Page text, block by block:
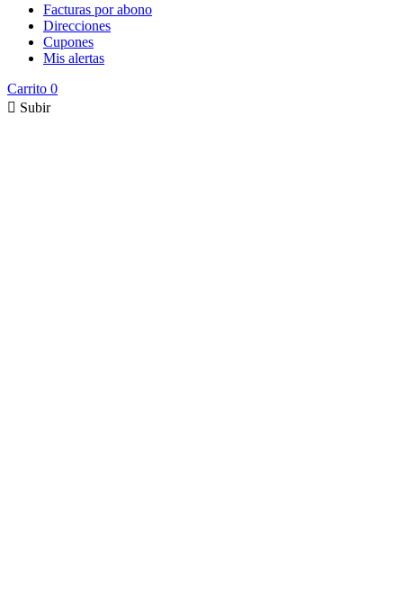
Facturas por abono
Direcciones
Cupones
Mis alertas
Carrito 0
 Subir